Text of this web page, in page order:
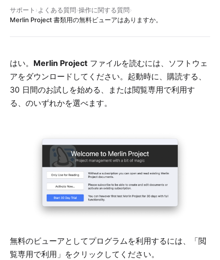
サポート › よくある質問›操作に関する質問›
Merlin Project 書類用の無料ビューアはありますか。
はい。 Merlin Project ファイルを読むには、 ソフトウェ
アをダウンロードしてください。起動時に、購読する、
30 日間のお試しを始める、または閲覧専用で利用す
る、のいずれかを選べます。
無料のビューアとしてプログラムを利用するには、「閲
覧専用で利用」をクリックしてください。